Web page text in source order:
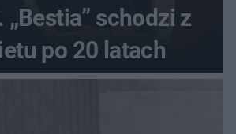
„Bestia” schodzi z
po 20 latach